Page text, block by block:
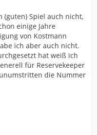
(guten) Spiel auch nicht,
einige Jahre
von Kostmann
ich aber auch nicht.
hat weiß ich
für Reservekeeper
die Nummer